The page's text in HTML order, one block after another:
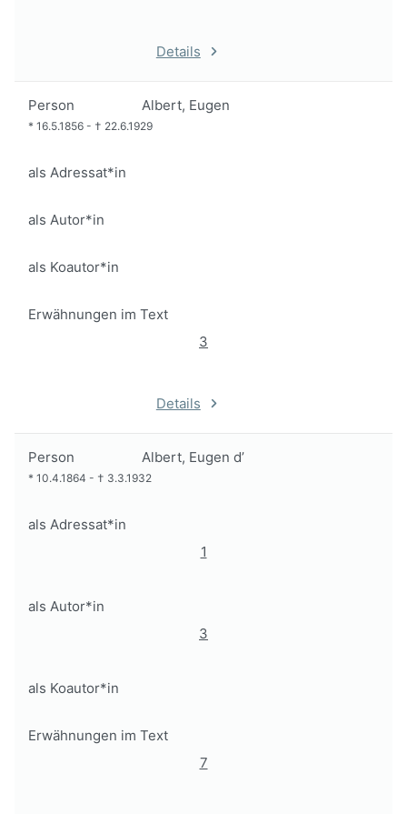
Details
Person Albert, Eugen
* 16.5.1856 - † 22.6.1929
als Adressat*in
als Autor*in
als Koautor*in
Erwähnungen im Text
3
Details
Person Albert, Eugen d’
* 10.4.1864 - † 3.3.1932
als Adressat*in
1
als Autor*in
3
als Koautor*in
Erwähnungen im Text
7